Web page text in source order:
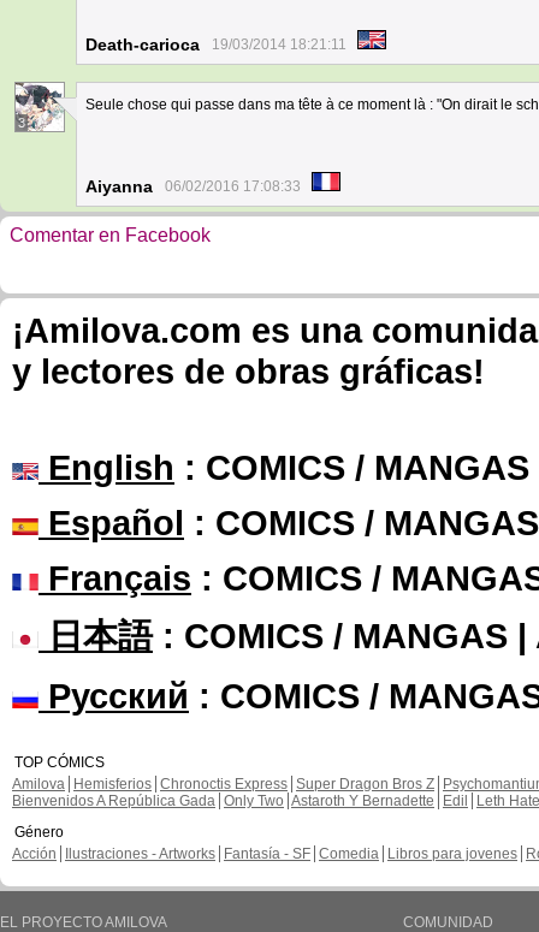
Death-carioca 19/03/2014 18:21:11
3
Seule chose qui passe dans ma tête à ce moment là : "On dirait le
Aiyanna 06/02/2016 17:08:33
Comentar en Facebook
¡Amilova.com es una
y lectores de obras gráficas!
English : COMICS /
Español : COMICS /
Français : COMICS /
日本語: COMICS / MANGAS |
Русский : COMICS /
TOP CÓMICS
Amilova
Hemisferios Chronoctis Express Super Dragon Bros Z
Bienvenidos A República Gada Only Two Astaroth Y Bernadette Edil
Leth Hate
Género
Acción
Ilustraciones - Artworks Fantasía - SF Comedia Libros para jovenes
EL PROYECTO AMILOVA
COMUNIDAD